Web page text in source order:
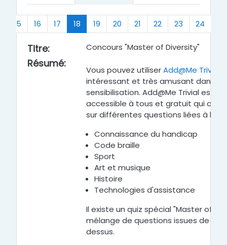
15 16 17 18(current)
19 20 21 22 23 24
Titre: Concours "Master of Diversity"
Résumé:
Vous pouvez utiliserAdd@Me Trivial
intéressant et très amusant dans
sensibilisation. Add@Me Trivial est
accessible à tous et gratuit qui
sur différentes questions liées à la
Connaissance du handicap
Code braille
Sport
Art et musique
Histoire
Technologies d'assistance
Il existe un quiz spécial "Master of
mélange de questions issues de
dessus.